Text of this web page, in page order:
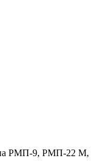
РМП-9, РМП-22 М,